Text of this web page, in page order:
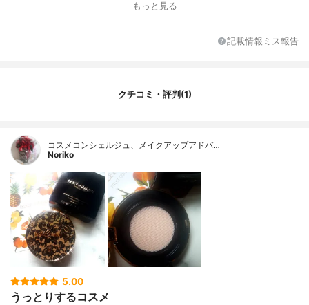
トキシケイヒ酸エチルヘキシル、イソヘキ
ルジフェニルジメチコン／シルセスキオキ
（ＳＥ）、ジェランガム、ステアリン酸Ｐ
リロイルジメチルタウリンＮａ）クロスポ
ロール、ポリシリコーン－２、エリスリト
ール、オリーブ果実油、ＰＥＧ／ＰＰＧ－
１４／７ジメチルエーテル、ＰＥＧ／ＰＰ
Ｇ－１７／４ジメチルエーテル、ステアリ
ルアルコール、クエン酸Ｎａ、トリステア
リン酸ソルビタン、デキストリン、ＢＨ
Ｔ、ヒアルロン酸Ｎａ、イチジク果実エキ
ス、シロバナワタエキス、クエン酸、グル
もっと見る
記載情報ミス報告
クチコミ・評判(1)
コスメコンシェルジュ、メイクアップアドバ…
Noriko
5.00
うっとりするコスメ